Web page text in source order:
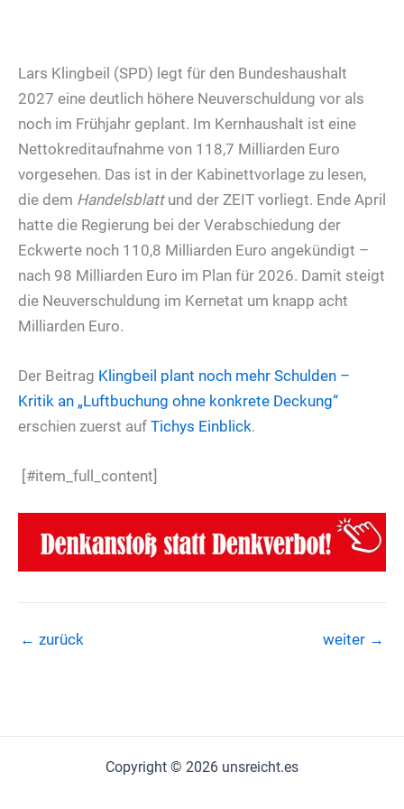
Lars Klingbeil (SPD) legt für den Bundeshaushalt
2027 eine deutlich höhere Neuverschuldung vor als
noch im Frühjahr geplant. Im Kernhaushalt ist eine
Nettokreditaufnahme von 118,7 Milliarden Euro
vorgesehen. Das ist in der Kabinettvorlage zu lesen,
die dem Handelsblattund der ZEIT vorliegt. Ende April
hatte die Regierung bei der Verabschiedung der
Eckwerte noch 110,8 Milliarden Euro angekündigt –
nach 98 Milliarden Euro im Plan für 2026. Damit steigt
die Neuverschuldung im Kernetat um knapp acht
Milliarden Euro.
Der Beitrag Klingbeil plant noch mehr Schulden –
Kritik an „Luftbuchung ohne konkrete Deckung“
erschien zuerst auf Tichys Einblick.
[#item_full_content]
← zurück weiter →
Copyright © 2026 unsreicht.es